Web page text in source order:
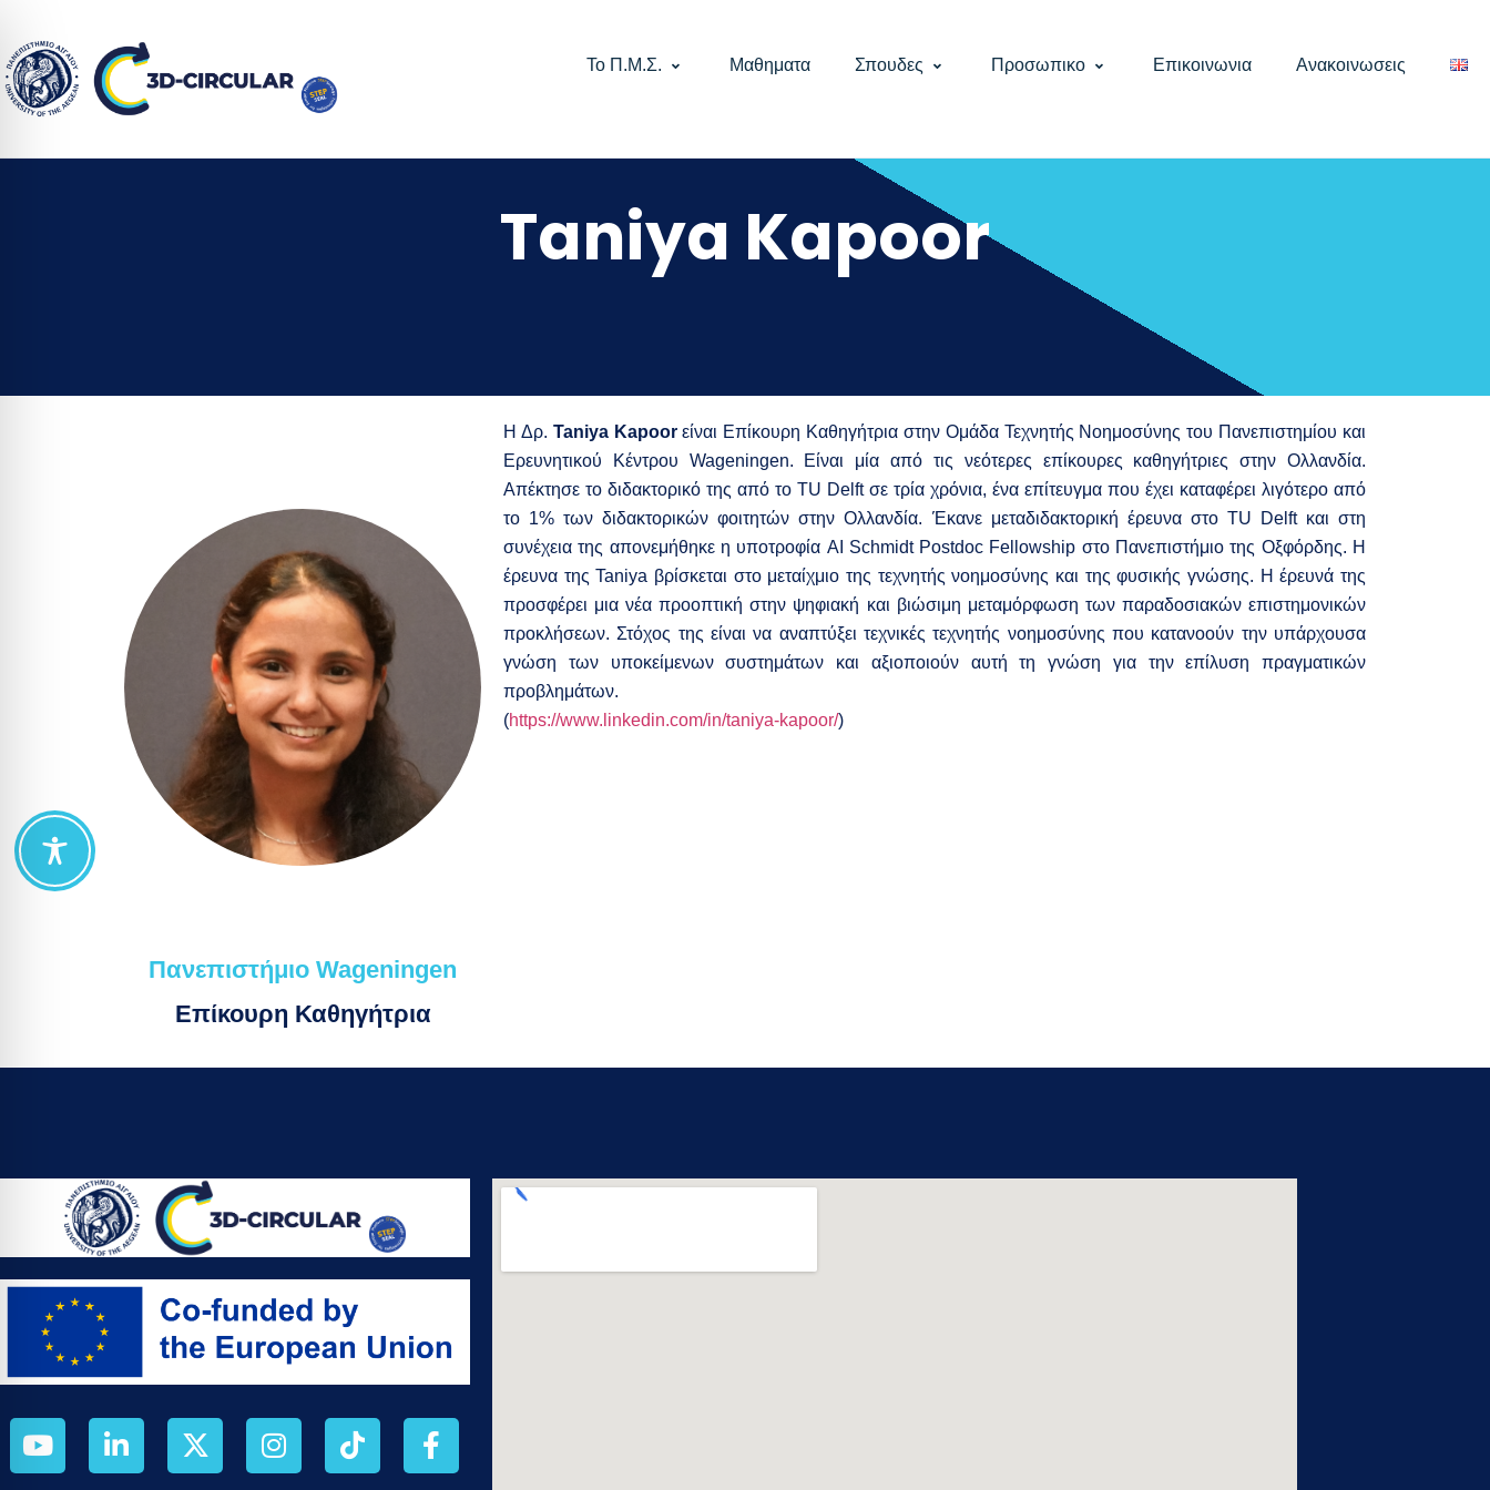
Το Π.Μ.Σ. Μαθηματα Σπουδες Προσωπικο Επικοινωνια Ανακοινωσεις
Taniya Kapoor
Πανεπιστήμιο Wageningen
Επίκουρη Καθηγήτρια
Η Δρ. Taniya Kapoorείναι Επίκουρη Καθηγήτρια στην Ομάδα Τεχνητής Νοημοσύνης του Πανεπιστημίου και
Ερευνητικού Κέντρου Wageningen. Είναι μία από τις νεότερες επίκουρες καθηγήτριες στην Ολλανδία.
Απέκτησε το διδακτορικό της από το TU Delft σε τρία χρόνια, ένα επίτευγμα που έχει καταφέρει λιγότερο από
το 1% των διδακτορικών φοιτητών στην Ολλανδία. Έκανε μεταδιδακτορική έρευνα στο TU Delft και στη
συνέχεια της απονεμήθηκε η υποτροφία AI Schmidt Postdoc Fellowship στο Πανεπιστήμιο της Οξφόρδης. Η
έρευνα της Taniya βρίσκεται στο μεταίχμιο της τεχνητής νοημοσύνης και της φυσικής γνώσης. Η έρευνά της
προσφέρει μια νέα προοπτική στην ψηφιακή και βιώσιμη μεταμόρφωση των παραδοσιακών επιστημονικών
προκλήσεων. Στόχος της είναι να αναπτύξει τεχνικές τεχνητής νοημοσύνης που κατανοούν την υπάρχουσα
γνώση των υποκείμενων συστημάτων και αξιοποιούν αυτή τη γνώση για την επίλυση πραγματικών
προβλημάτων.
(https://www.linkedin.com/in/taniya-kapoor/)